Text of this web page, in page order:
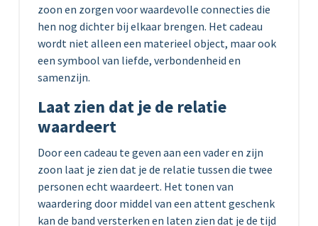
zoon en zorgen voor waardevolle connecties die
hen nog dichter bij elkaar brengen. Het cadeau
wordt niet alleen een materieel object, maar ook
een symbool van liefde, verbondenheid en
samenzijn.
Laat zien dat je de relatie
waardeert
Door een cadeau te geven aan een vader en zijn
zoon laat je zien dat je de relatie tussen die twee
personen echt waardeert. Het tonen van
waardering door middel van een attent geschenk
kan de band versterken en laten zien dat je de tijd